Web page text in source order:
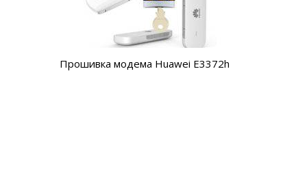
Прошивка модема Huawei E3372h